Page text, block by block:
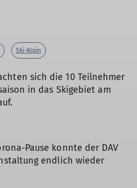
Ski-Alpin
sich die 10 Teilnehmer
in das Skigebiet am
Pause konnte der DAV
endlich wieder